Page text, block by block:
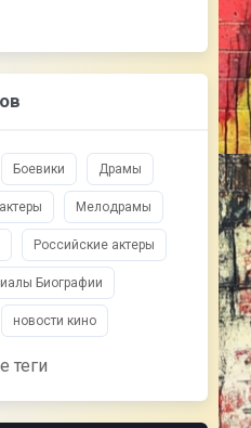
Боевики Драмы
Мелодрамы
Российские актеры
Биографии
новости кино
теги